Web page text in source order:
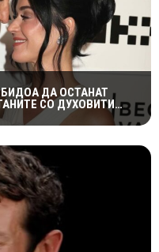
ДА ОСТАНАТ
СО ДУХОВИТИ